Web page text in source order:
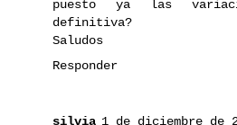
puesto ya las
definitiva?
Saludos
Responder
silvia 1 de diciembre de